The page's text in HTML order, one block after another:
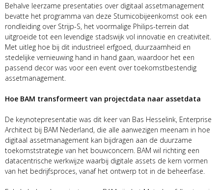
Behalve leerzame presentaties over digitaal assetmanagement
bevatte het programma van deze Stumicobijeenkomst ook een
rondleiding over Strijp-S, het voormalige Philips-terrein dat
uitgroeide tot een levendige stadswijk vol innovatie en creativiteit.
Met uitleg hoe bij dit industrieel erfgoed, duurzaamheid en
stedelijke vernieuwing hand in hand gaan, waardoor het een
passend decor was voor een event over toekomstbestendig
assetmanagement.
Hoe BAM transformeert van projectdata naar assetdata
De keynotepresentatie was dit keer van Bas Hesselink, Enterprise
Architect bij BAM Nederland, die alle aanwezigen meenam in hoe
digitaal assetmanagement kan bijdragen aan de duurzame
toekomststrategie van het bouwconcern. BAM wil richting een
datacentrische werkwijze waarbij digitale assets de kern vormen
van het bedrijfsproces, vanaf het ontwerp tot in de beheerfase.